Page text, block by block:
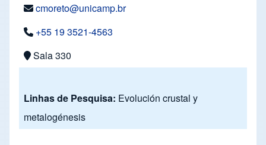
cmoreto@unicamp.br
+55 19 3521-4563
Sala 330
Linhas de Pesquisa: Evolución crustal y
metalogénesis